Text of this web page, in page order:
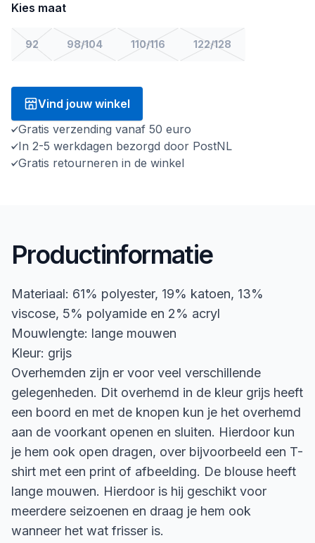
Kies maat
92 98/104 110/116 122/128
Vind jouw winkel
Gratis verzending vanaf 50 euro
In 2-5 werkdagen bezorgd door PostNL
Gratis retourneren in de winkel
Productinformatie
Materiaal: 61% polyester, 19% katoen, 13%
viscose, 5% polyamide en 2% acryl
Mouwlengte: lange mouwen
Kleur: grijs
Overhemden zijn er voor veel verschillende
gelegenheden. Dit overhemd in de kleur grijs heeft
een boord en met de knopen kun je het overhemd
aan de voorkant openen en sluiten. Hierdoor kun
je hem ook open dragen, over bijvoorbeeld een T-
shirt met een print of afbeelding. De blouse heeft
lange mouwen. Hierdoor is hij geschikt voor
meerdere seizoenen en draag je hem ook
wanneer het wat frisser is.